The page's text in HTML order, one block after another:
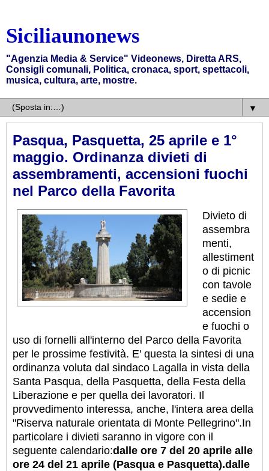
Siciliaunonews
"Agenzia Media & Service" Videonews, Diretta ARS,
Consigli comunali, Politica, cronaca, sport, spettacoli,
musica, cultura, arte, mostre.
▼
Pasqua, Pasquetta, 25 aprile e 1°
maggio. Ordinanza divieti di
assembramenti, accensioni fuochi
nel Parco della Favorita
Divieto di
assembra
menti,
allestiment
o di picnic
con tavole
e sedie e
accension
e fuochi o
uso di fornelli all'interno del Parco della Favorita
per le prossime festività. E' questa la sintesi di una
ordinanza voluta dal sindaco Lagalla in vista della
Santa Pasqua, della Pasquetta, della Festa della
Liberazione e per quella dei lavoratori. Il
provvedimento interessa, anche, l'intera area della
"Riserva naturale orientata di Monte Pellegrino".In
particolare i divieti saranno in vigore con il
seguente calendario:dalle ore 7 del 20 aprile alle
ore 24 del 21 aprile (Pasqua e Pasquetta).dalle